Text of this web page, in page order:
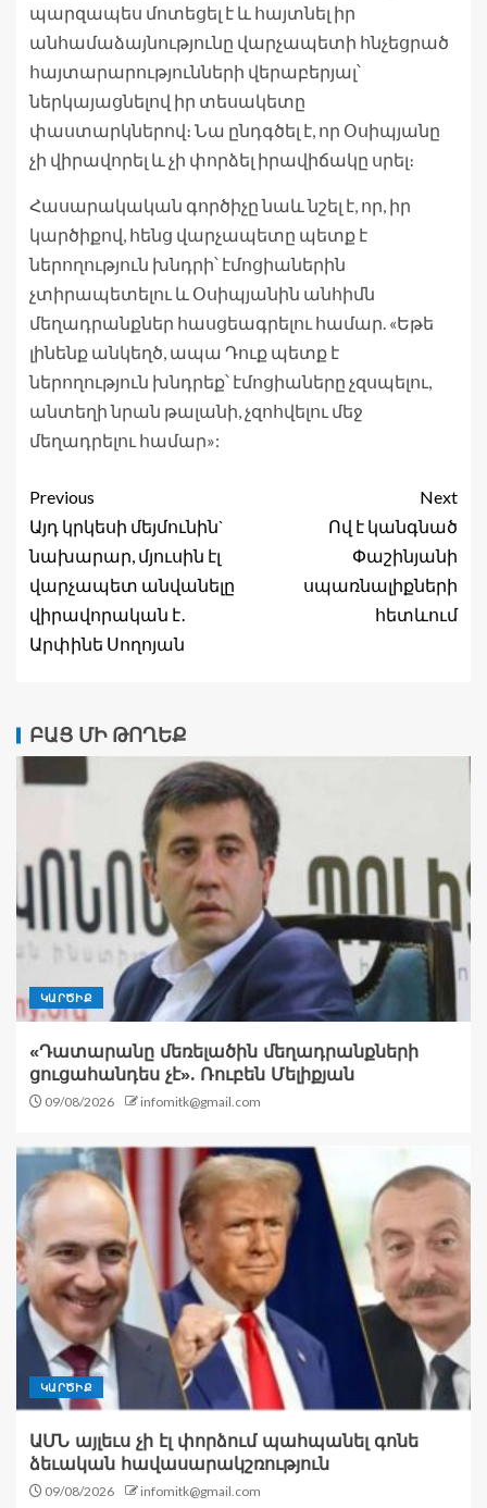
պարզապես մոտեցել է և հայտնել իր
անհամաձայնությունը վարչապետի հնչեցրած
հայտարարությունների վերաբերյալ՝
ներկայացնելով իր տեսակետը
փաստարկներով։ Նա ընդգծել է, որ Օսիպյանը
չի վիրավորել և չի փորձել իրավիճակը սրել։
Հասարակական գործիչը նաև նշել է, որ, իր
կարծիքով, հենց վարչապետը պետք է
ներողություն խնդրի՝ էմոցիաներին
չտիրապետելու և Օսիպյանին անհիմն
մեղադրանքներ հասցեագրելու համար. «Եթե
լինենք անկեղծ, ապա Դուք պետք է
ներողություն խնդրեք՝ էմոցիաները չզսպելու,
անտեղի նրան թալանի, չզոհվելու մեջ
մեղադրելու համար»:
Previous
Այդ կրկեսի մեյմունին`
նախարար, մյուսին էլ
վարչապետ անվանելը
վիրավորական է․
Արփինե Սողոյան
Next
Ով է կանգնած
Փաշինյանի
սպառնալիքների
հետևում
ԲԱՑ ՄԻ ԹՈՂԵՔ
ԿԱՐԾԻՔ
«Դատարանը մեռելածին մեղադրանքների
ցուցահանդես չէ». Ռուբեն Մելիքյան
09/08/2026 infomitk@gmail.com
ԿԱՐԾԻՔ
ԱՄՆ այլեւս չի էլ փորձում պահպանել գոնե
ձեւական հավասարակշռություն
09/08/2026 infomitk@gmail.com